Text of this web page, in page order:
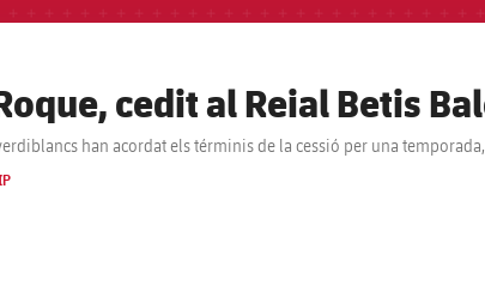
cedit al Reial Betis
han acordat els términis de la cessió per una